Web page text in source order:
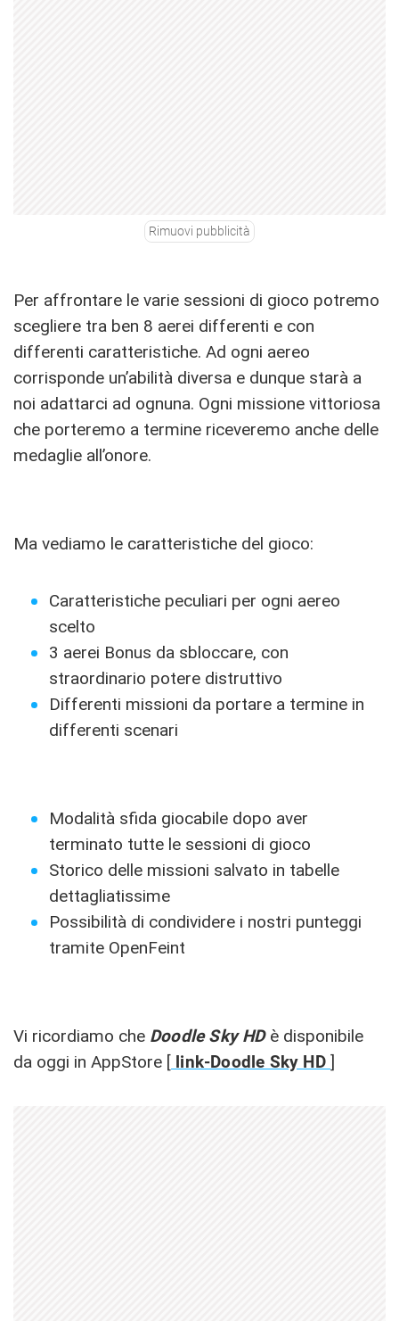
Rimuovi pubblicità
Per affrontare le varie sessioni di gioco potremo
scegliere tra ben 8 aerei differenti e con
differenti caratteristiche. Ad ogni aereo
corrisponde un’abilità diversa e dunque starà a
noi adattarci ad ognuna. Ogni missione vittoriosa
che porteremo a termine riceveremo anche delle
medaglie all’onore.
Ma vediamo le caratteristiche del gioco:
Caratteristiche peculiari per ogni aereo
scelto
3 aerei Bonus da sbloccare, con
straordinario potere distruttivo
Differenti missioni da portare a termine in
differenti scenari
Modalità sfida giocabile dopo aver
terminato tutte le sessioni di gioco
Storico delle missioni salvato in tabelle
dettagliatissime
Possibilità di condividere i nostri punteggi
tramite OpenFeint
Vi ricordiamo che Doodle Sky HDè disponibile
da oggi in AppStore [ link-Doodle Sky HD ]